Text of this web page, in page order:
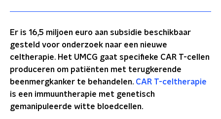
Er is 16,5 miljoen euro aan subsidie beschikbaar
gesteld voor onderzoek naar een nieuwe
celtherapie. Het UMCG gaat specifieke CAR T-cellen
produceren om patiënten met terugkerende
beenmergkanker te behandelen. CAR T-celtherapie
is een immuuntherapie met genetisch
gemanipuleerde witte bloedcellen.